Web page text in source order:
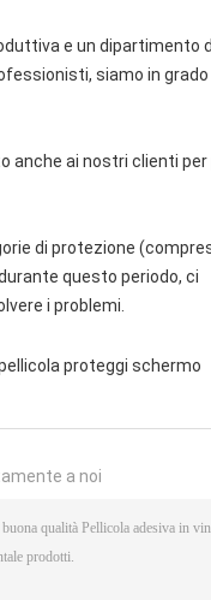
e un dipartimento
siamo in
anche ai nostri clienti per
di protezione
questo periodo, ci
i problemi.
proteggi schermo
a noi